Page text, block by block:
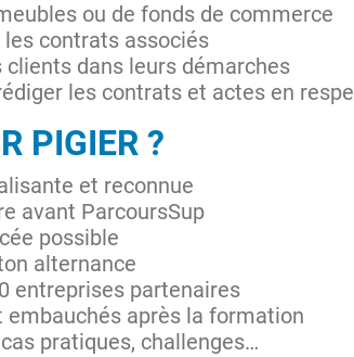
ou de fonds de commerce
contrats associés
dans leurs démarches
les contrats et actes en
PIGIER ?
et reconnue
avant ParcoursSup
possible
alternance
entreprises partenaires
embauchés après la formation
pratiques, challenges…